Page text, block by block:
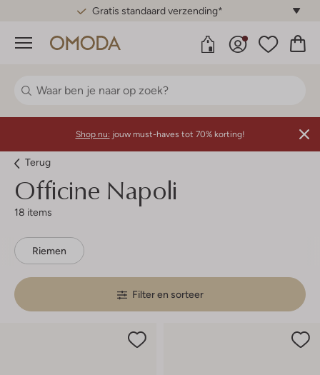
Gratis standaard verzending*
Menu
Shop nu: jouw must-haves tot 70% korting!
Terug
Officine Napoli
18 items
Riemen
Filter en sorteer